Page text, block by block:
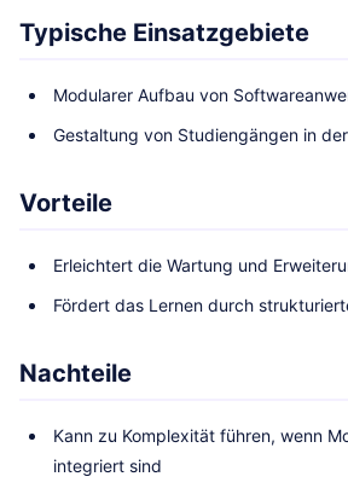
Typische Einsatzgebiete
Modularer Aufbau von
Gestaltung von Studiengängen in
Vorteile
Erleichtert die Wartung und
Fördert das Lernen durch
Nachteile
Kann zu Komplexität führen, wenn
integriert sind